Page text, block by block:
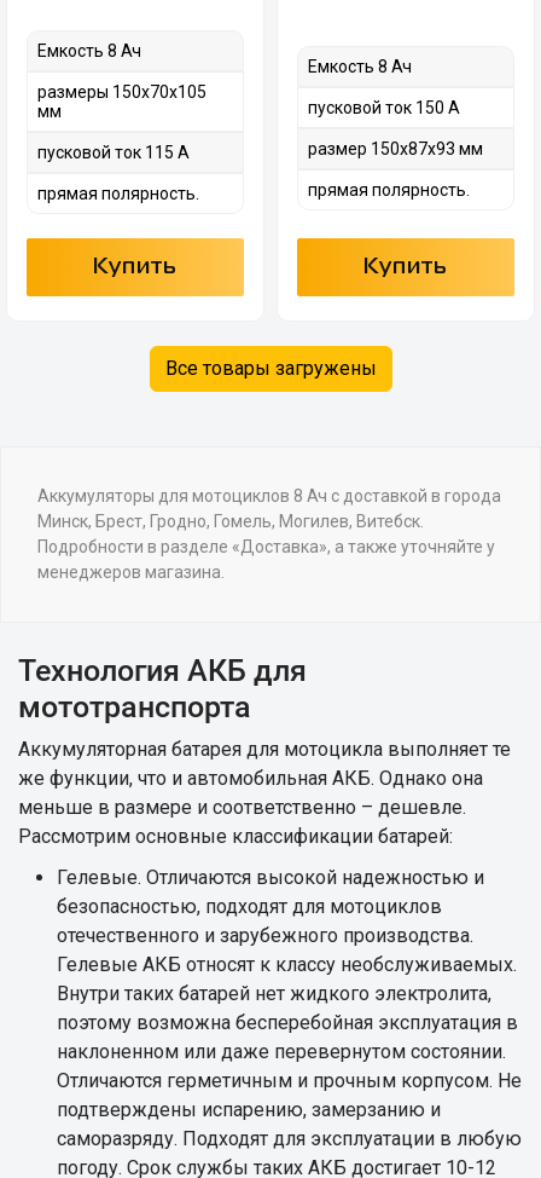
Емкость 8 Ач
размеры 150х70х105
мм
пусковой ток 115 А
прямая полярность.
Купить
Емкость 8 Ач
пусковой ток 150 А
размер 150х87х93 мм
прямая полярность.
Купить
Все товары загружены
Аккумуляторы для мотоциклов 8 Ач с доставкой в города
Минск, Брест, Гродно, Гомель, Могилев, Витебск.
Подробности в разделе «Доставка», а также уточняйте у
менеджеров магазина.
Технология АКБ для
мототранспорта
Аккумуляторная батарея для мотоцикла выполняет те
же функции, что и автомобильная АКБ. Однако она
меньше в размере и соответственно – дешевле.
Рассмотрим основные классификации батарей:
Гелевые. Отличаются высокой надежностью и
безопасностью, подходят для мотоциклов
отечественного и зарубежного производства.
Гелевые АКБ относят к классу необслуживаемых.
Внутри таких батарей нет жидкого электролита,
поэтому возможна бесперебойная эксплуатация в
наклоненном или даже перевернутом состоянии.
Отличаются герметичным и прочным корпусом. Не
подтверждены испарению, замерзанию и
саморазряду. Подходят для эксплуатации в любую
погоду. Срок службы таких АКБ достигает 10-12